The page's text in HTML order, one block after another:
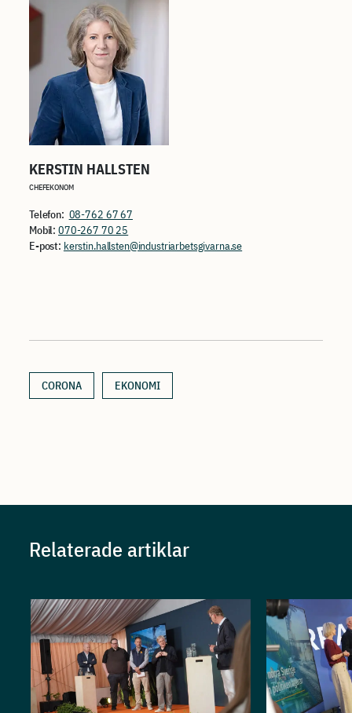
KERSTIN HALLSTEN
CHEFEKONOM
Telefon: 08-762 67 67
Mobil:070-267 70 25
E-post: kerstin.hallsten@industriarbetsgivarna.se
CORONA EKONOMI
Relaterade artiklar